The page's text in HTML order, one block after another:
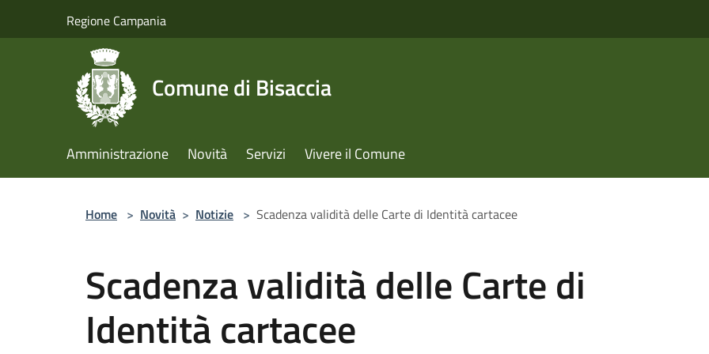
Regione Campania
Comune di Bisaccia
Amministrazione Novità Servizi Vivere il Comune
Home > Novità > Notizie > Scadenza validità delle Carte di Identità cartacee
Scadenza validità delle Carte di
Identità cartacee